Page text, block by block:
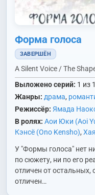
Форма голоса
ЗАВЕРШЁН
A Silent Voice / The
Выложено серий: 1 из 1
Жанры: драма,
Режиссёр: Ямада
В ролях: Аои Юки (Aoi
Кэнсё (Ono Kensho),
У "Формы голоса" нет
по сюжету, ни по его
отличен от остальных,
отличен…